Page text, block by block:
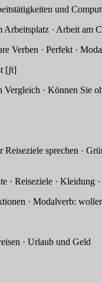
und
am Computer ·
Perfekt ·
· Können Sie ohne
sprechen · Gründe
· Kleidung ·
wollen · Imperativ
Urlaub und Geld